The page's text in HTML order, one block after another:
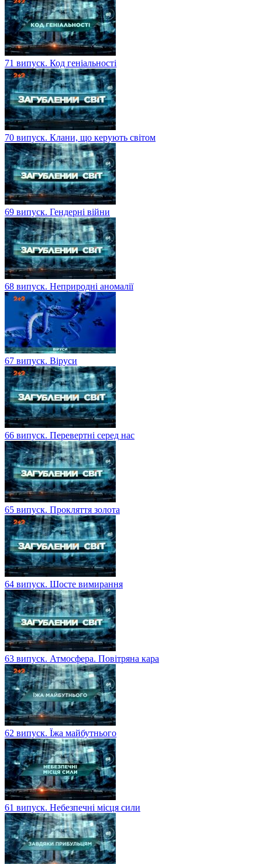
71 випуск. Код геніальності
70 випуск. Клани, що керують світом
69 випуск. Гендерні війни
68 випуск. Неприродні аномалії
67 випуск. Віруси
66 випуск. Перевертні серед нас
65 випуск. Прокляття золота
64 випуск. Шосте вимирання
63 випуск. Атмосфера. Повітряна кара
62 випуск. Їжа майбутнього
61 випуск. Небезпечні місця сили